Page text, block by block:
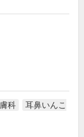
科
耳鼻いんこ